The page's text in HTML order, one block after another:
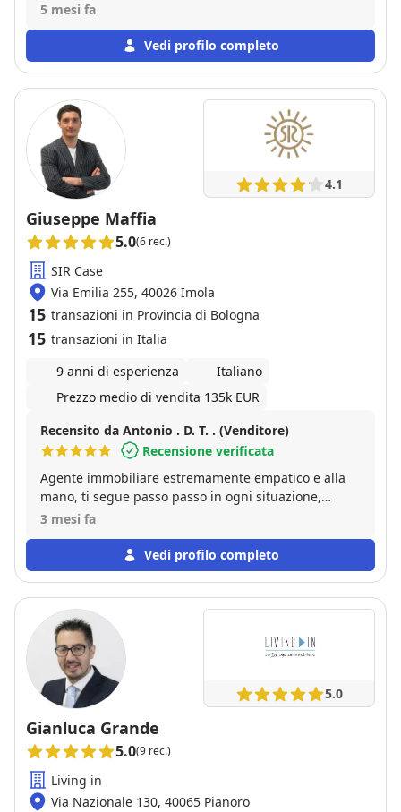
5 mesi fa
Vedi profilo completo
4.1
Giuseppe Maffia
5.0(6 rec.)
SIR Case
Via Emilia 255, 40026 Imola
15 transazioni in Provincia di Bologna
15 transazioni in Italia
9 anni di esperienza
Italiano
Prezzo medio di vendita 135k EUR
Recensito da Antonio . D. T. . (Venditore)
Recensione verificata
Agente immobiliare estremamente empatico e alla
mano, ti segue passo passo in ogni situazione,
sempre disponibile e cordiale!
3 mesi fa
Vedi profilo completo
5.0
Gianluca Grande
5.0(9 rec.)
Living in
Via Nazionale 130, 40065 Pianoro